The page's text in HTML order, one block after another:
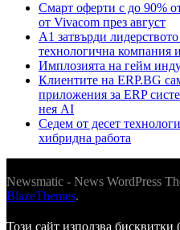
Смарт оферти с до 90%
от Vivacom през август
А1 затвърди
технологична компания
Имплозията на гейм
Клиентите на ERP.BG
приложения за ERP
нея AI
Седем от десет
хибридна работа
Newsmatic - News WordPress
BlazeThemes.
Този сайт използва